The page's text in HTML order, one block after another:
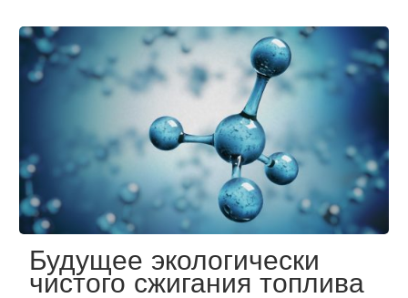
Будущее экологически
чистого сжигания топлива